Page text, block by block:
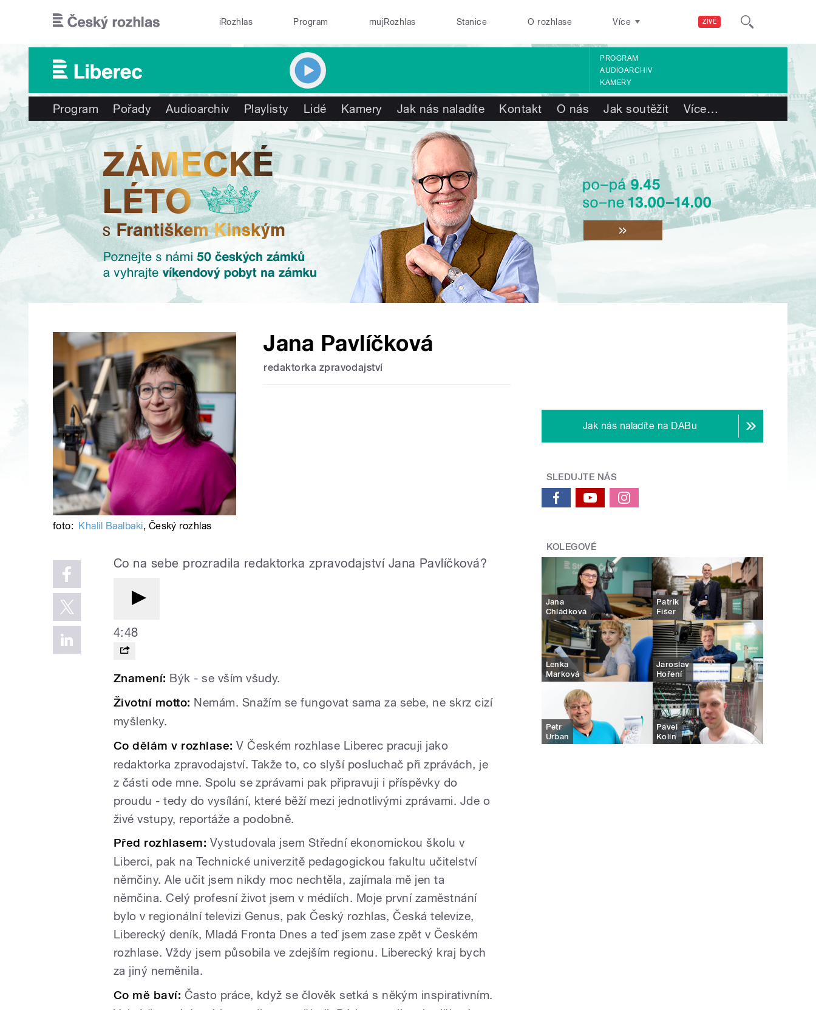
ŽIVĚ
iRozhlas Program mujRozhlas Stanice O rozhlase Více
PROGRAM
AUDIOARCHIV
KAMERY
Program Pořady Audioarchiv Playlisty Lidé Kamery Jak nás naladíte Kontakt O nás Jak soutěžit Více…
Jana Pavlíčková
redaktorka zpravodajství
foto: Khalil Baalbaki, Český rozhlas
Co na sebe prozradila redaktorka zpravodajství Jana Pavlíčková?
4:48
Znamení: Býk - se vším všudy.
Životní motto: Nemám. Snažím se fungovat sama za sebe, ne skrz cizí
myšlenky.
Co dělám v rozhlase: V Českém rozhlase Liberec pracuji jako
redaktorka zpravodajství. Takže to, co slyší posluchač při zprávách, je
z části ode mne. Spolu se zprávami pak připravuji i příspěvky do
proudu - tedy do vysílání, které běží mezi jednotlivými zprávami. Jde o
živé vstupy, reportáže a podobně.
Před rozhlasem: Vystudovala jsem Střední ekonomickou školu v
Liberci, pak na Technické univerzitě pedagogickou fakultu učitelství
němčiny. Ale učit jsem nikdy moc nechtěla, zajímala mě jen ta
němčina. Celý profesní život jsem v médiích. Moje první zaměstnání
bylo v regionální televizi Genus, pak Český rozhlas, Česká televize,
Liberecký deník, Mladá Fronta Dnes a teď jsem zase zpět v Českém
rozhlase. Vždy jsem působila ve zdejším regionu. Liberecký kraj bych
za jiný neměnila.
Co mě baví: Často práce, když se člověk setká s někým inspirativním.
Jak nás naladíte na DABu
SLEDUJTE NÁS
KOLEGOVÉ
Jana
Chládková
Patrik
Fišer
Lenka
Marková
Jaroslav
Hoření
Petr
Urban
Pavel
Kolín